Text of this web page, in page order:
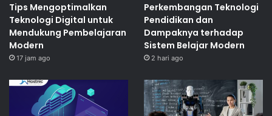
Tips Mengoptimalkan
Teknologi Digital untuk
Mendukung Pembelajaran
Modern
17 jam ago
Perkembangan Teknologi
Pendidikan dan
Dampaknya terhadap
Sistem Belajar Modern
2 hari ago